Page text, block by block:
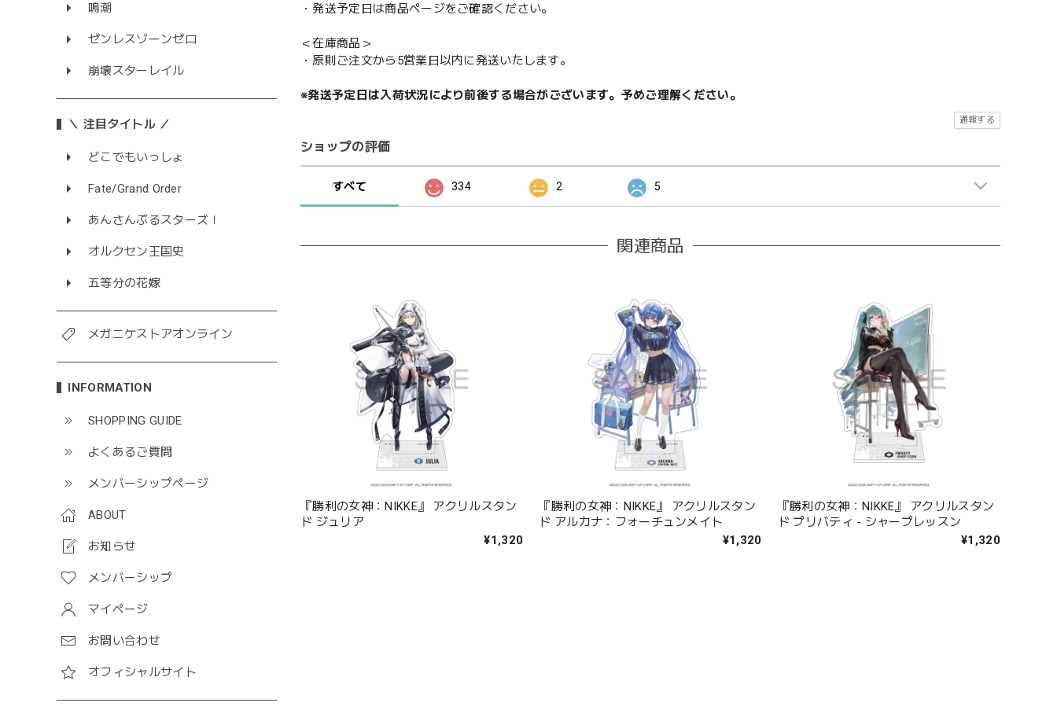
鳴潮
ゼンレスゾーンゼロ
崩壊スターレイル
＼ 注目タイトル ／
どこでもいっしょ
Fate/Grand Order
あんさんぶるスターズ！
オルクセン王国史
五等分の花嫁
メガニケストアオンライン
INFORMATION
SHOPPING GUIDE
よくあるご質問
メンバーシップページ
ABOUT
お知らせ
メンバーシップ
マイページ
お問い合わせ
オフィシャルサイト
・発送予定日は商品ページをご確認ください。
＜在庫商品＞
・原則ご注文から5営業日以内に発送いたします。
※発送予定日は入荷状況により前後する場合がございます。予めご理解ください。
通報する
ショップの評価
すべて 334 2 5
関連商品
『勝利の女神：NIKKE』 アクリルスタン
ド ジュリア
¥1,320
『勝利の女神：NIKKE』 アクリルスタン
ド アルカナ：フォーチュンメイト
¥1,320
『勝利の女神：NIKKE』 アクリルスタン
ド プリバティ - シャープレッスン
¥1,320